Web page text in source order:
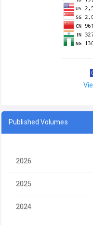
Published Volumes
2026
2025
2024